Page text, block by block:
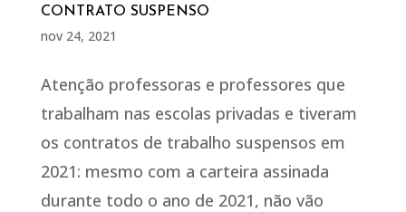
CONTRATO SUSPENSO
nov 24, 2021
Atenção professoras e professores que
trabalham nas escolas privadas e tiveram
os contratos de trabalho suspensos em
2021: mesmo com a carteira assinada
durante todo o ano de 2021, não vão